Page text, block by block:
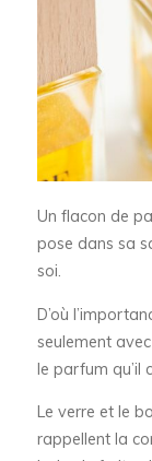
Un flacon de
pose dans sa
soi.
D’où
seulement
le parfum qu’il
Le verre et le
rappellent la